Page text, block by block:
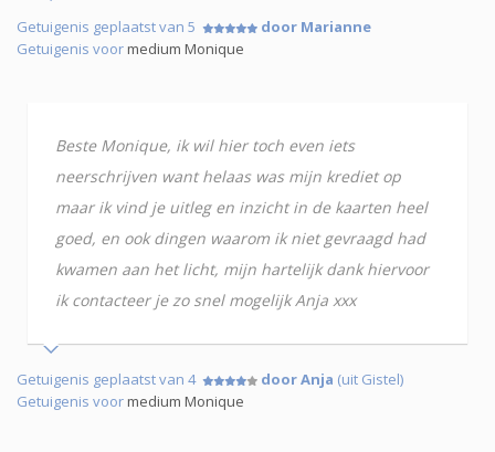
Getuigenis geplaatst van 5
door Marianne
Getuigenis voormedium Monique
Beste Monique, ik wil hier toch even iets
neerschrijven want helaas was mijn krediet op
maar ik vind je uitleg en inzicht in de kaarten heel
goed, en ook dingen waarom ik niet gevraagd had
kwamen aan het licht, mijn hartelijk dank hiervoor
ik contacteer je zo snel mogelijk Anja xxx
Getuigenis geplaatst van 4 door Anja (uit Gistel)
Getuigenis voormedium Monique